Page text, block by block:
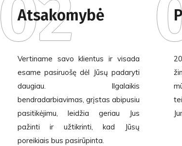
Atsakomybė
Vertiname savo klientus ir visada
esame pasiruošę dėl Jūsų padaryti
daugiau. Ilgalaikis
bendradarbiavimas, grįstas abipusiu
pasitikėjimu, leidžia geriau Jus
pažinti ir užtikrinti, kad Jūsų
poreikiais bus pasirūpinta.